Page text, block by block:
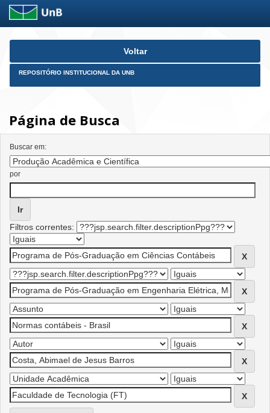
Skip
Voltar
REPOSITÓRIO INSTITUCIONAL DA UNB
Página de Busca
Buscar em:
por
Filtros correntes: